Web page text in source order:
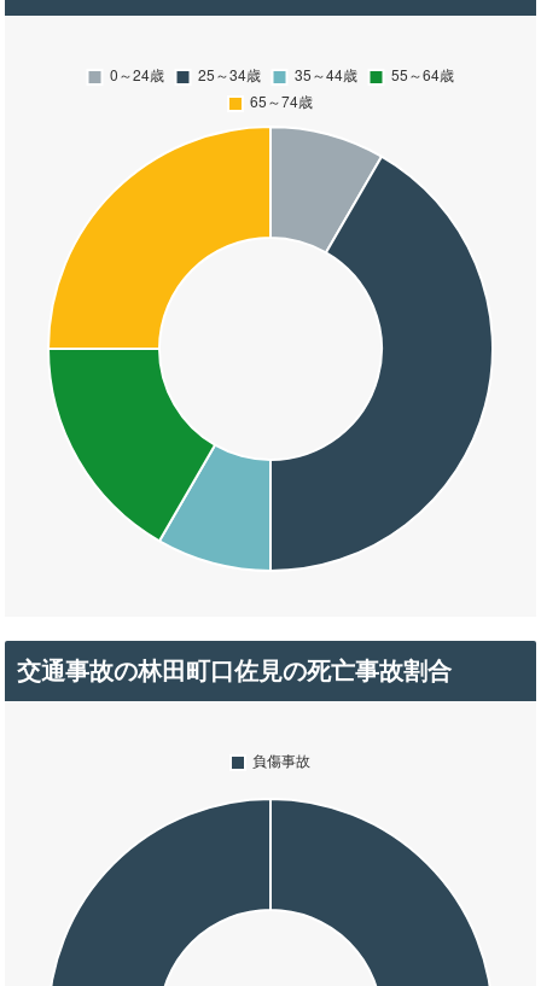
交通事故の林田町口佐見の死亡事故割合